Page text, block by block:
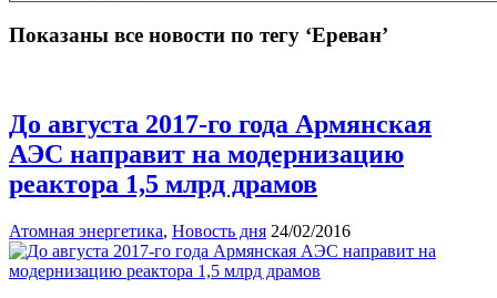
Показаны все новости по тегу ‘Ереван’
До августа 2017-го года Армянская
АЭС направит на модернизацию
реактора 1,5 млрд драмов
Атомная энергетика, Новость дня 24/02/2016